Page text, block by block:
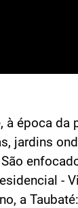
à época da
jardins
-
a